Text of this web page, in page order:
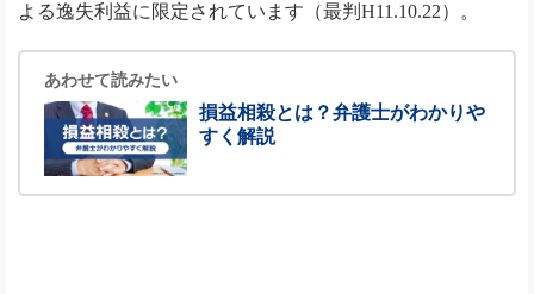
よる逸失利益に限定されています（最判H11.10.22）。
あわせて読みたい
損益相殺とは？弁護士がわかりや
すく解説